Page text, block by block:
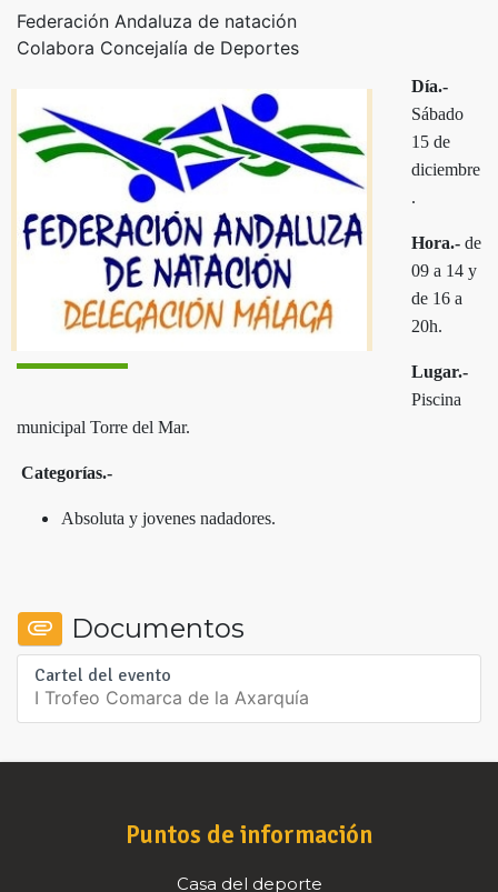
Federación Andaluza de natación
Colabora Concejalía de Deportes
Día.-
Sábado
15 de
diciembre
.
Hora.- de
09 a 14 y
de 16 a
20h.
Lugar.-
Piscina
municipal Torre del Mar.
Categorías.-
Absoluta y jovenes nadadores.
Documentos
Cartel del evento
I Trofeo Comarca de la Axarquía
Puntos de información
Casa del deporte